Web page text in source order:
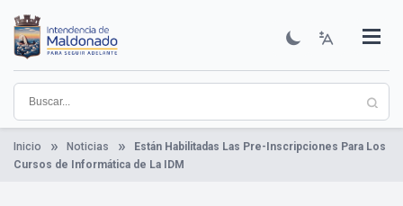
contenido
principal
Institucional
Municipios
Descubre Maldonado
Comunicación
Servicios
Guía De Trámites
Ver Noticias
Inicio Noticias
Están Habilitadas Las Pre-Inscripciones Para Los
Cursos de Informática de La IDM